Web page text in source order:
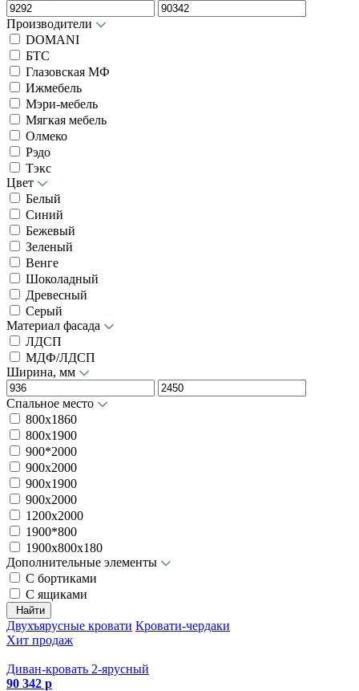
Производители
DOMANI
БТС
Глазовская МФ
Ижмебель
Мэри-мебель
Мягкая мебель
Олмеко
Рэдо
Тэкс
Цвет
Белый
Синий
Бежевый
Зеленый
Венге
Шоколадный
Древесный
Серый
Материал фасада
ЛДСП
МДФ/ЛДСП
Ширина, мм
Спальное место
800х1860
800х1900
900*2000
900x2000
900х1900
900х2000
1200х2000
1900*800
1900х800х180
Дополнительные элементы
С бортиками
С ящиками
Найти
Двухъярусные кровати Кровати-чердаки
Хит продаж
Диван-кровать 2-ярусный
90 342 р